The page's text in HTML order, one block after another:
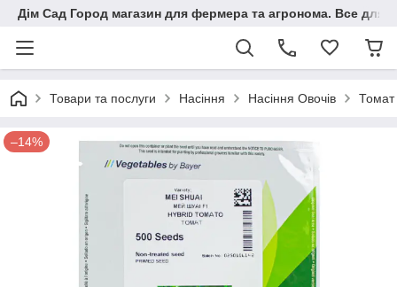
Дім Сад Город магазин для фермера та агронома. Все для
Товари та послуги Насіння Насіння Овочів
–14%